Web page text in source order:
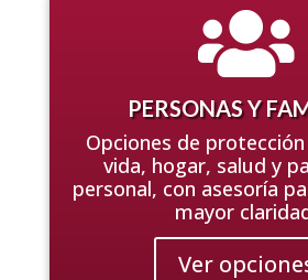

PERSONAS Y
Opciones de
vida, hogar, salud y
personal, con asesoría
mayor
Ver